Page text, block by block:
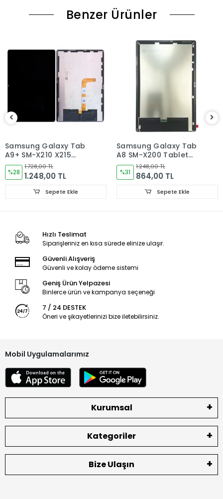
varsa ise Bize (Whatshapp) numaramızdan ulaşıp
Ürün stok kalmaması gibi durumlarda Müşteri Temsilcimiz
Sizinle irtibata gecektir.
Ürün elinize Ulaşınca Demonte (ekran soketi takıp cihazı acıp
ekranı dışardan deneyiniz.) halde test ediniz.Sorun cıkarsa
Sorun yoksa Montajına Başlayın Sorumluluk Size aittir.
Montajı yapılmış,yapıştırılmış,kullanılmış ürünlerin iade ve
Ürün Değişimlerinde KARGO bedeli Bize aittir.Ürün
iadelerinde Kargo Bedelleri Müşteriye yansıtılır.
Ürün Değişimler "Garanti ve iade" Kısmını takip ediniz.
Ekran Kalite Durumu OLED
Benzer Ürünler
Samsung Galaxy Tab
A9+ SM-X210 X215
X216B Tablet Ekran
Dokunmatik
%28
1.728,00 TL
1.248,00 TL
Sepete Ekle
Samsung Galaxy Tab
A8 SM-X200 Tablet
Ekran
%31
1.248,00 TL
864,00 TL
Sepete Ekle
Hızlı Teslimat
Siparişleriniz en kısa sürede elinize ulaşır.
Güvenli Alışveriş
Güvenli ve kolay ödeme sistemi
Geniş Ürün Yelpazesi
Binlerce ürün ve kampanya seçeneği
7 / 24 DESTEK
Öneri ve şikayetlerinizi bize iletebilirsiniz.
Mobil Uygulamalarımız
Kurumsal
Kategoriler
Bize Ulaşın